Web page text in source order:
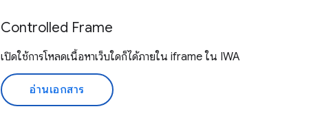
Controlled Frame
เปิดใช้การโหลดเนื้อหาเว็บใดก็ได้ภายใน iframe ใน IWA
อ่านเอกสาร